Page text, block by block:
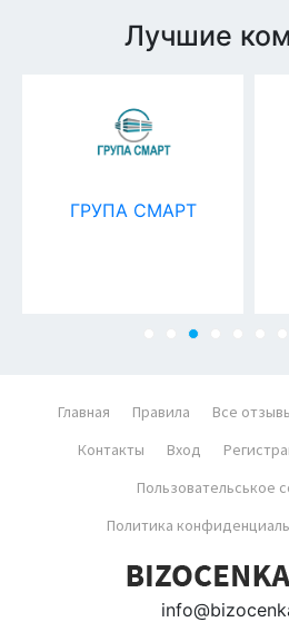
Лучшие
ГРУПА СМАРТ
Главная Правила Все
Контакты
Вход
Пользовательськое
Политика